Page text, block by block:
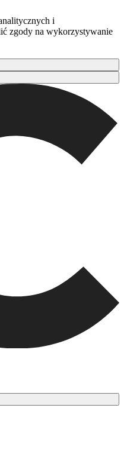
i
zgody na wykorzystywanie